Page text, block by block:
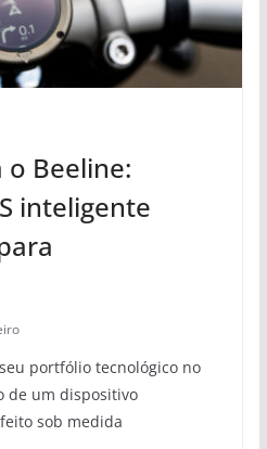
Beeline:
inteligente
portfólio tecnológico no
de um dispositivo
sob medida